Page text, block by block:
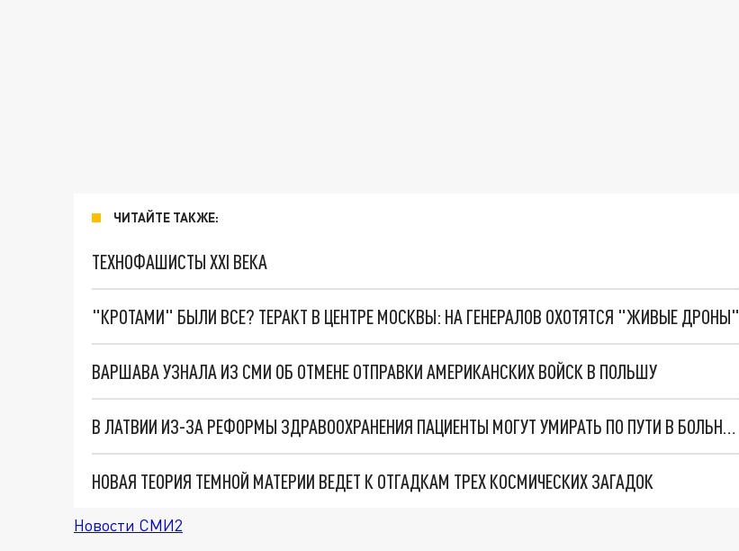
ЧИТАЙТЕ ТАКЖЕ:
ТЕХНОФАШИСТЫ XXI ВЕКА
"КРОТАМИ" БЫЛИ ВСЕ? ТЕРАКТ В ЦЕНТРЕ МОСКВЫ: НА ГЕНЕРАЛОВ ОХОТЯТСЯ "ЖИВЫЕ ДРОНЫ"
ВАРШАВА УЗНАЛА ИЗ СМИ ОБ ОТМЕНЕ ОТПРАВКИ АМЕРИКАНСКИХ ВОЙСК В ПОЛЬШУ
В ЛАТВИИ ИЗ-ЗА РЕФОРМЫ ЗДРАВООХРАНЕНИЯ ПАЦИЕНТЫ МОГУТ УМИРАТЬ ПО ПУТИ В БОЛЬНИЦУ
НОВАЯ ТЕОРИЯ ТЕМНОЙ МАТЕРИИ ВЕДЕТ К ОТГАДКАМ ТРЕХ КОСМИЧЕСКИХ ЗАГАДОК
Новости СМИ2